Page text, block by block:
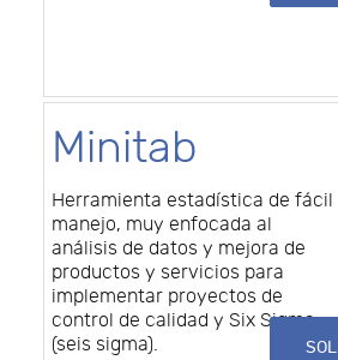
Minitab
Herramienta estadística de fácil
manejo, muy enfocada al
análisis de datos y mejora de
productos y servicios para
implementar proyectos de
control de calidad y Six Sigma
(seis sigma).